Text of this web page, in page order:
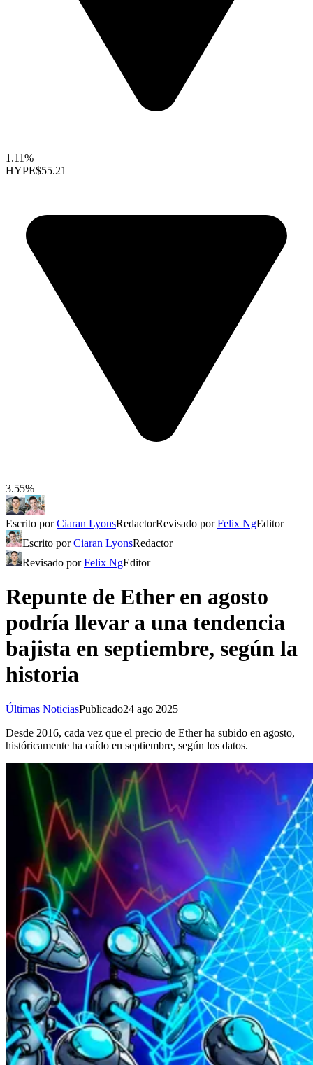
1.11%
HYPE$55.21
3.55%
Escrito porCiaran LyonsRedactorRevisado porFelix NgEditor
Escrito porCiaran LyonsRedactor
Revisado porFelix NgEditor
Repunte de Ether en agosto
podría llevar a una tendencia
bajista en septiembre, según la
historia
Últimas NoticiasPublicado24 ago 2025
Desde 2016, cada vez que el precio de Ether ha subido en agosto,
históricamente ha caído en septiembre, según los datos.